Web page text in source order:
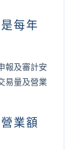
每年
報及審計安
易量及營業
業額